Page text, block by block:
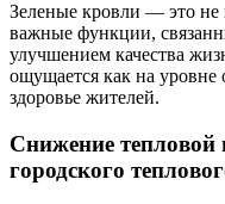
Зеленые кровли — это
важные функции,
улучшением качества
ощущается как на
здоровье жителей.
Снижение
городского